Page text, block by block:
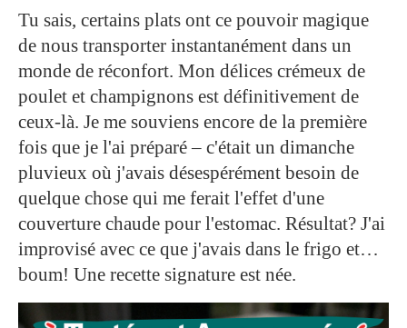
Tu sais, certains plats ont ce pouvoir magique
de nous transporter instantanément dans un
monde de réconfort. Mon délices crémeux de
poulet et champignons est définitivement de
ceux-là. Je me souviens encore de la première
fois que je l'ai préparé – c'était un dimanche
pluvieux où j'avais désespérément besoin de
quelque chose qui me ferait l'effet d'une
couverture chaude pour l'estomac. Résultat? J'ai
improvisé avec ce que j'avais dans le frigo et…
boum! Une recette signature est née.